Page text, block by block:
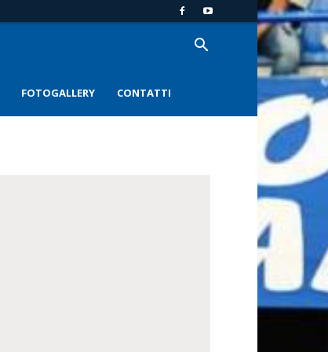
FOTOGALLERY CONTATTI